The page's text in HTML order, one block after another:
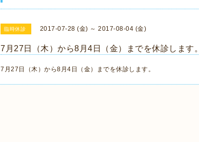
臨時休診 2017-07-28 (金) ～ 2017-08-04 (金)
7月27日（木）から8月4日（金）までを休診します。
7月27日（木）から8月4日（金）までを休診します。